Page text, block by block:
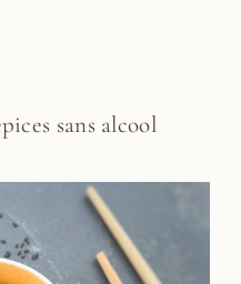
sans alcool